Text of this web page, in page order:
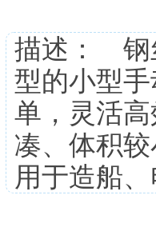
描述： 钢
型的小型
单，灵活
凑、体积
用于造船